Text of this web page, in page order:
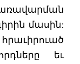
մասին:
եւ